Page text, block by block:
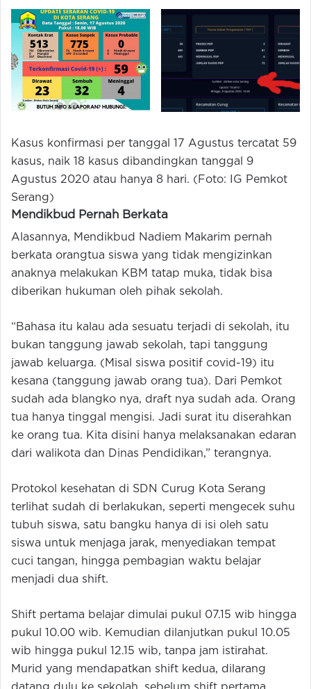
Kasus konfirmasi per tanggal 17 Agustus tercatat 59
kasus, naik 18 kasus dibandingkan tanggal 9
Agustus 2020 atau hanya 8 hari. (Foto: IG Pemkot
Serang)
Mendikbud Pernah Berkata
Alasannya, Mendikbud Nadiem Makarim pernah
berkata orangtua siswa yang tidak mengizinkan
anaknya melakukan KBM tatap muka, tidak bisa
diberikan hukuman oleh pihak sekolah.
“Bahasa itu kalau ada sesuatu terjadi di sekolah, itu
bukan tanggung jawab sekolah, tapi tanggung
jawab keluarga. (Misal siswa positif covid-19) itu
kesana (tanggung jawab orang tua). Dari Pemkot
sudah ada blangko nya, draft nya sudah ada. Orang
tua hanya tinggal mengisi. Jadi surat itu diserahkan
ke orang tua. Kita disini hanya melaksanakan edaran
dari walikota dan Dinas Pendidikan,” terangnya.
Protokol kesehatan di SDN Curug Kota Serang
terlihat sudah di berlakukan, seperti mengecek suhu
tubuh siswa, satu bangku hanya di isi oleh satu
siswa untuk menjaga jarak, menyediakan tempat
cuci tangan, hingga pembagian waktu belajar
menjadi dua shift.
Shift pertama belajar dimulai pukul 07.15 wib hingga
pukul 10.00 wib. Kemudian dilanjutkan pukul 10.05
wib hingga pukul 12.15 wib, tanpa jam istirahat.
Murid yang mendapatkan shift kedua, dilarang